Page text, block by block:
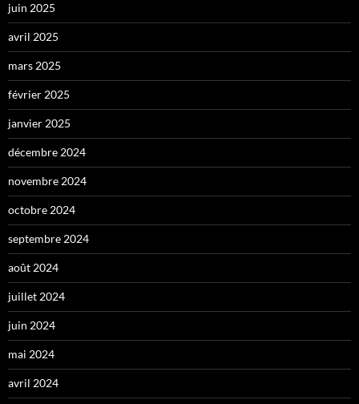
juin 2025
avril 2025
mars 2025
février 2025
janvier 2025
décembre 2024
novembre 2024
octobre 2024
septembre 2024
août 2024
juillet 2024
juin 2024
mai 2024
avril 2024